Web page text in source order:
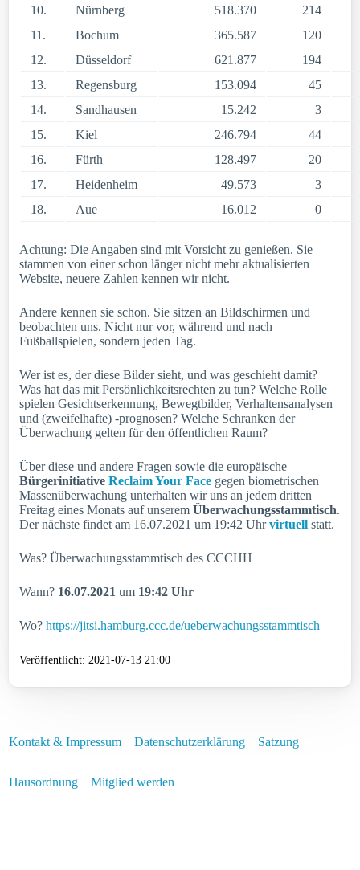
10.
Nürnberg 518.370
214
11.
Bochum 365.587
120
12.
Düsseldorf 621.877
194
13.
Regensburg 153.094
45
14.
Sandhausen 15.242
3
15.
Kiel 246.794
44
16.
Fürth 128.497
20
17.
Heidenheim 49.573
3
18.
Aue 16.012 0
Achtung: Die Angaben sind mit Vorsicht zu genießen. Sie
stammen von einer schon länger nicht mehr aktualisierten
Website, neuere Zahlen kennen wir nicht.
Andere kennen sie schon. Sie sitzen an Bildschirmen und
beobachten uns. Nicht nur vor, während und nach
Fußballspielen, sondern jeden Tag.
Wer ist es, der diese Bilder sieht, und was geschieht damit?
Was hat das mit Persönlichkeitsrechten zu tun? Welche Rolle
spielen Gesichtserkennung, Bewegtbilder, Verhaltensanalysen
und (zweifelhafte) -prognosen? Welche Schranken der
Überwachung gelten für den öffentlichen Raum?
Über diese und andere Fragen sowie die europäische
BürgerinitiativeReclaim Your Face gegen biometrischen
Massenüberwachung unterhalten wir uns an jedem dritten
Freitag eines Monats auf unseremÜberwachungsstammtisch.
Der nächste findet am 16.07.2021 um 19:42 Uhrvirtuell statt.
Was? Überwachungsstammtisch des CCCHH
Wann? 16.07.2021 um 19:42 Uhr
Wo?https://jitsi.hamburg.ccc.de/ueberwachungsstammtisch
Veröffentlicht: 2021-07-13 21:00
Kontakt & Impressum Datenschutzerklärung Satzung
Hausordnung Mitglied werden